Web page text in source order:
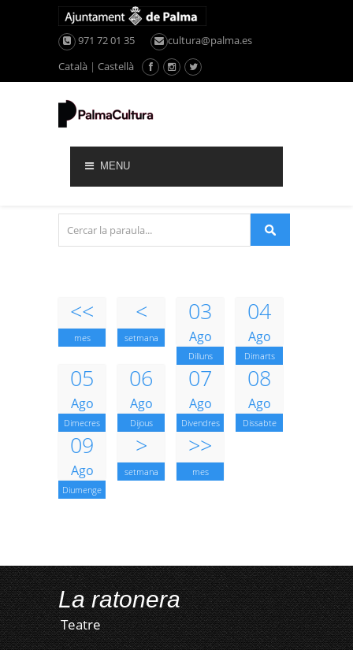
971 72 01 35
cultura@palma.es
Català | Castellà
MENU
<<
mes
<
setmana
03
Ago
Dilluns
04
Ago
Dimarts
05
Ago
Dimecres
06
Ago
Dijous
07
Ago
Divendres
08
Ago
Dissabte
09
Ago
Diumenge
>
setmana
>>
mes
La ratonera
Teatre